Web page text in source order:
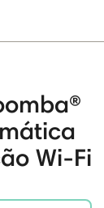
Wi-Fi